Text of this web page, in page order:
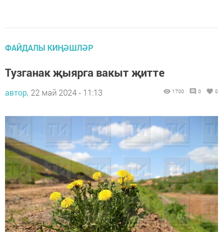
ФАЙДАЛЫ КИҢӘШЛӘР
Тузганак җыярга вакыт җитте
автор, 22 май 2024 - 11:13 1700 0 0